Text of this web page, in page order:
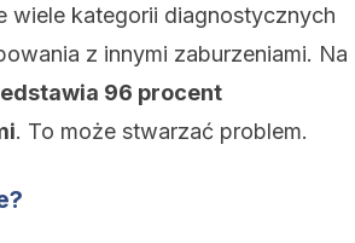
wiele kategorii diagnostycznych
z innymi zaburzeniami. Na
96 procent
. To może stwarzać problem.